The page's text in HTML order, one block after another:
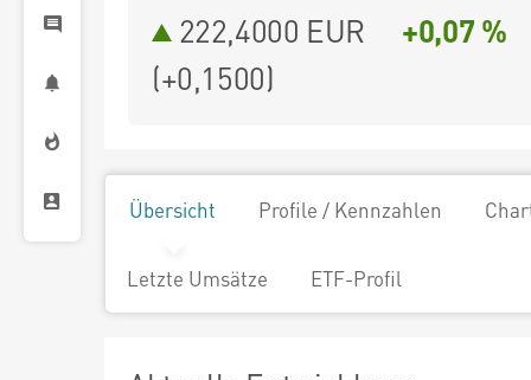
222,4000 EUR
+0,07 %
(+0,1500)
Übersicht Profile / Kennzahlen
Letzte Umsätze ETF-Profil